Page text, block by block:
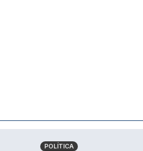
POLÍTICA